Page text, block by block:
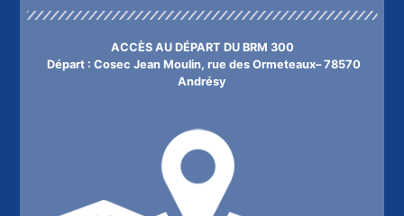
ACCÈS AU DÉPART DU BRM 300
Départ : Cosec Jean Moulin, rue des Ormeteaux– 78570
Andrésy